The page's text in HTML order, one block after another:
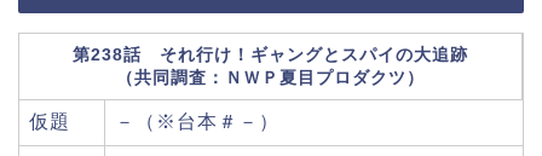
第238話 それ行け！ギャングとスパイの大追跡
（共同調査：ＮＷＰ夏目プロダクツ）
仮題 －（※台本＃－）